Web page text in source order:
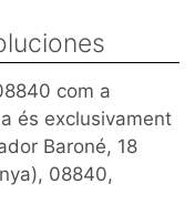
com a
és exclusivament
Baroné, 18
08840,